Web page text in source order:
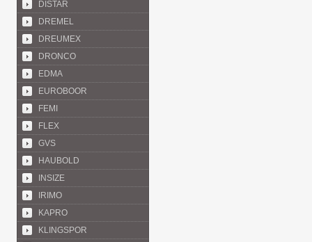
DISTAR
DREMEL
DREUMEX
DRONCO
EDMA
EUROBOOR
FEMI
FLEX
GVS
HAUBOLD
INSIZE
IRIMO
KAPRO
KLINGSPOR